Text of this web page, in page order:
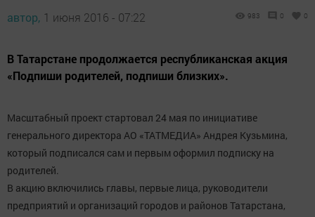
автор, 1 июня 2016 - 07:22 983 0 0
В Татарстане продолжается республиканская акция
«Подпиши родителей, подпиши близких».
Масштабный проект стартовал 24 мая по инициативе
генерального директора АО «ТАТМЕДИА» Андрея Кузьмина,
который подписался сам и первым оформил подписку на
родителей.
В акцию включились главы, первые лица, руководители
предприятий и организаций городов и районов Татарстана,